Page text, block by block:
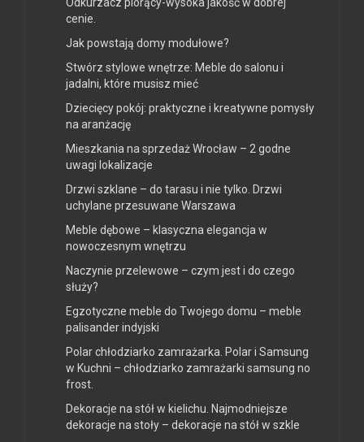
cenie.
Jak powstają domy modułowe?
Stwórz stylowe wnętrze: Meble do salonu i
jadalni, które musisz mieć
Dziecięcy pokój: praktyczne i kreatywne pomysły
na aranżację
Mieszkania na sprzedaż Wrocław – 2 godne
uwagi lokalizacje
Drzwi szklane – do tarasu i nie tylko. Drzwi
uchylane przesuwane Warszawa
Meble dębowe – klasyczna elegancja w
nowoczesnym wnętrzu
Naczynie przelewowe – czym jest i do czego
służy?
Egzotyczne meble do Twojego domu – meble
palisander indyjski
Polar chłodziarko zamrażarka. Polar i Samsung
w Kuchni – chłodziarko zamrażarki samsung no
frost.
Dekoracje na stół w kielichu. Najmodniejsze
dekoracje na stoły – dekoracje na stół w szkle